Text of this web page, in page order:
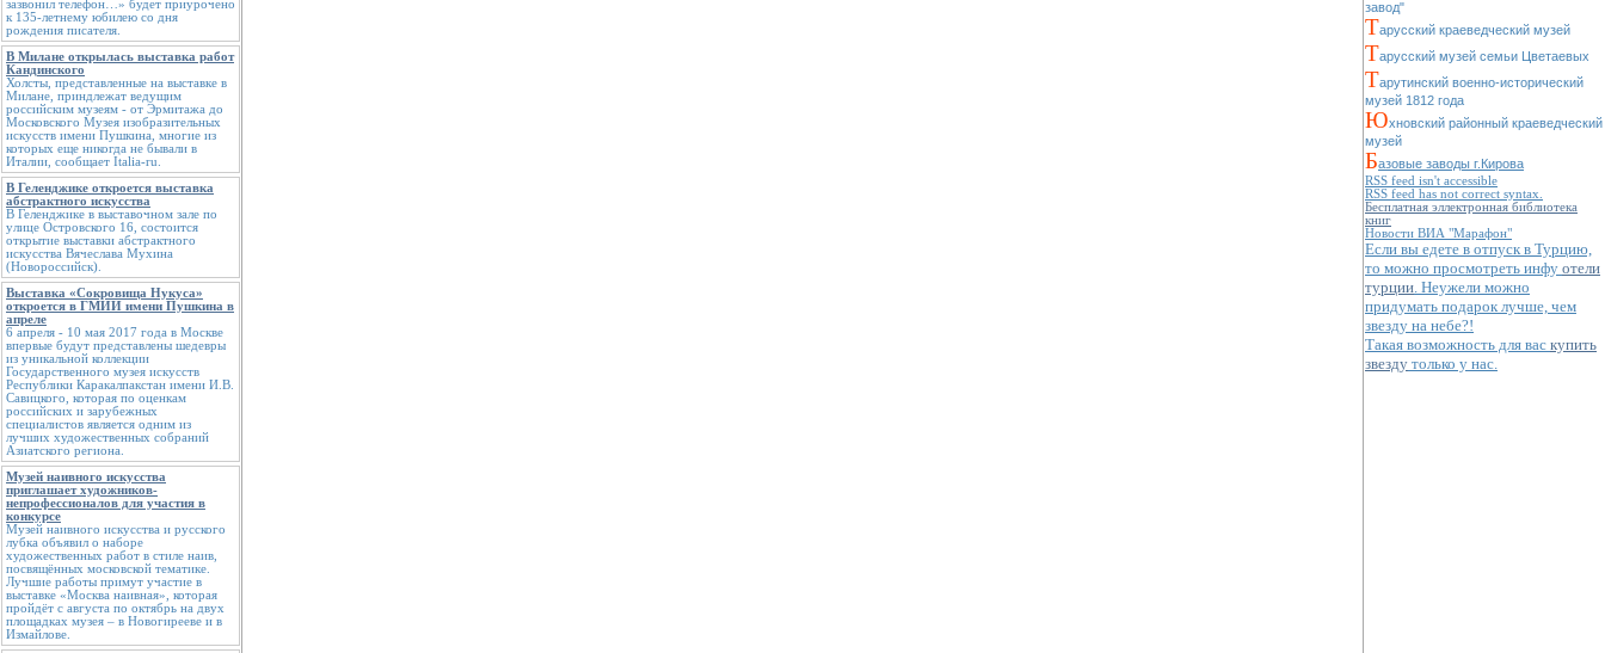
зазвонил телефон…» будет приурочено
к 135-летнему юбилею со дня
рождения писателя.
В Милане открылась выставка работ
Кандинского
Холсты, представленные на выставке в
Милане, приндлежат ведущим
российским музеям - от Эрмитажа до
Московского Музея изобразительных
искусств имени Пушкина, многие из
которых еще никогда не бывали в
Италии, сообщает Italia-ru.
В Геленджике откроется выставка
абстрактного искусства
В Геленджике в выставочном зале по
улице Островского 16, состоится
открытие выставки абстрактного
искусства Вячеслава Мухина
(Новороссийск).
Выставка «Сокровища Нукуса»
откроется в ГМИИ имени Пушкина в
апреле
6 апреля - 10 мая 2017 года в Москве
впервые будут представлены шедевры
из уникальной коллекции
Государственного музея искусств
Республики Каракалпакстан имени И.В.
Савицкого, которая по оценкам
российских и зарубежных
специалистов является одним из
лучших художественных собраний
Азиатского региона.
Музей наивного искусства
приглашает художников-
непрофессионалов для участия в
конкурсе
Музей наивного искусства и русского
лубка объявил о наборе
художественных работ в стиле наив,
посвящённых московской тематике.
Лучшие работы примут участие в
выставке «Москва наивная», которая
пройдёт с августа по октябрь на двух
площадках музея – в Новогирееве и в
Измайлове.
завод"
Тарусский краеведческий музей
Тарусский музей семьи Цветаевых
Тарутинский военно-исторический
музей 1812 года
Юхновский районный краеведческий
музей
Базовые заводы г.Кирова
RSS feed isn't accessible
RSS feed has not correct syntax.
Бесплатная эллектронная библиотека
книг
Новости ВИА "Марафон"
Если вы едете в отпуск в Турцию,
то можно просмотреть инфу отели
турции. Неужели можно
придумать подарок лучше, чем
звезду на небе?!
Такая возможность для вас купить
звезду только у нас.